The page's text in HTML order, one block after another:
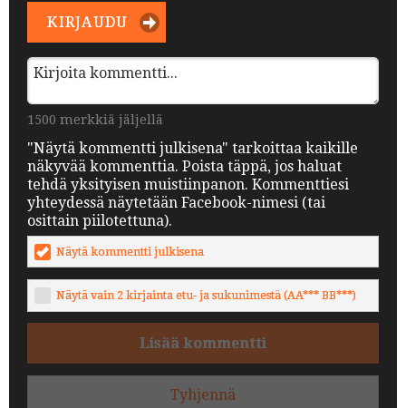
KIRJAUDU
1500 merkkiä jäljellä
"Näytä kommentti julkisena" tarkoittaa kaikille
näkyvää kommenttia. Poista täppä, jos haluat
tehdä yksityisen muistiinpanon. Kommenttiesi
yhteydessä näytetään Facebook-nimesi (tai
osittain piilotettuna).
Näytä kommentti julkisena
Näytä vain 2 kirjainta etu- ja sukunimestä (AA*** BB***)
Lisää kommentti
Tyhjennä